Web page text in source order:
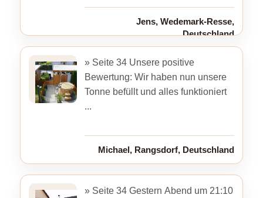
Jens, Wedemark-Resse,
Deutschland
» Seite 34 Unsere positive
Bewertung: Wir haben nun unsere
Tonne befüllt und alles funktioniert
...
Michael, Rangsdorf, Deutschland
» Seite 34 Gestern Abend um 21:10